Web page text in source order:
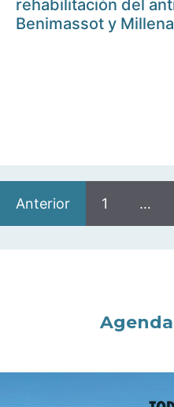
rehabilitación del
Benimassot y Millena
Anterior 1 …